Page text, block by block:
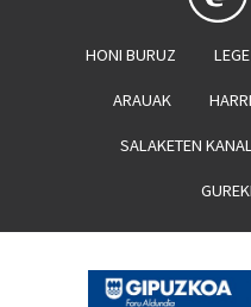
HONI BURUZ
ARAUAK
SALAKETEN